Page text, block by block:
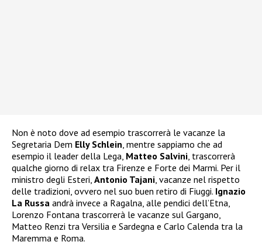
Non è noto dove ad esempio trascorrerà le vacanze la
Segretaria Dem Elly Schlein, mentre sappiamo che ad
esempio il leader della Lega, Matteo Salvini, trascorrerà
qualche giorno di relax tra Firenze e Forte dei Marmi. Per il
ministro degli Esteri, Antonio Tajani, vacanze nel rispetto
delle tradizioni, ovvero nel suo buen retiro di Fiuggi. Ignazio
La Russa andrà invece a Ragalna, alle pendici dell’Etna,
Lorenzo Fontana trascorrerà le vacanze sul Gargano,
Matteo Renzi tra Versilia e Sardegna e Carlo Calenda tra la
Maremma e Roma.